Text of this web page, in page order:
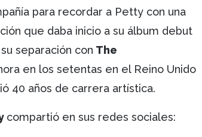
para recordar a Petty con una
que daba inicio a su álbum debut
separación con The
en los setentas en el Reino Unido
40 años de carrera artística.
compartió en sus redes sociales: